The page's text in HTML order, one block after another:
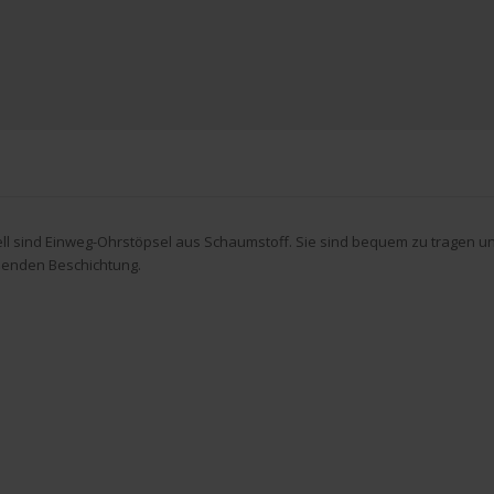
sind Einweg-Ohrstöpsel aus Schaumstoff. Sie sind bequem zu
Beschichtung.